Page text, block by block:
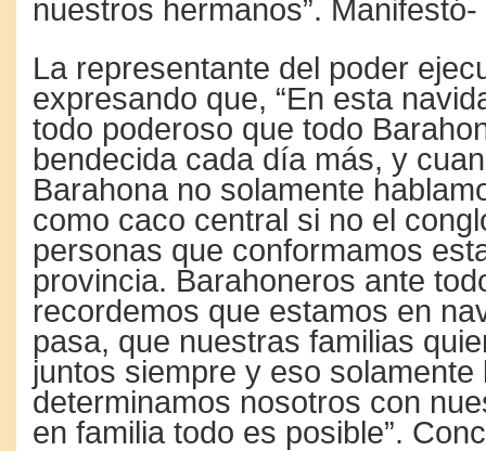
nuestros hermanos”. Manifestó-
La representante del poder
expresando que, “En esta
todo poderoso que todo
bendecida cada día más, y
Barahona no solamente
como caco central si no el
personas que conformamos
provincia. Barahoneros ante
recordemos que estamos en
pasa, que nuestras familias
juntos siempre y eso solamente
determinamos nosotros con
en familia todo es posible”.